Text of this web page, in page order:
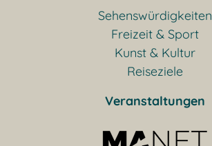
Sehenswürdigkeiten
Freizeit & Sport
Kunst & Kultur
Reiseziele
Veranstaltungen